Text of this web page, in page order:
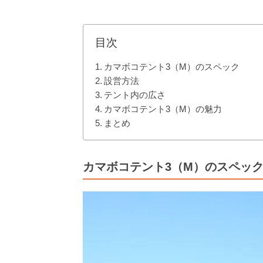
目次
カマボコテント3（M）のスペック
設営方法
テント内の広さ
カマボコテント3（M）の魅力
まとめ
カマボコテント3（M）のスペック